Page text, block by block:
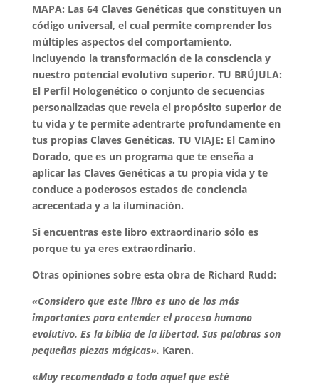
MAPA: Las 64 Claves Genéticas que constituyen un
código universal, el cual permite comprender los
múltiples aspectos del comportamiento,
incluyendo la transformación de la consciencia y
nuestro potencial evolutivo superior. TU BRÚJULA:
El Perfil Hologenético o conjunto de secuencias
personalizadas que revela el propósito superior de
tu vida y te permite adentrarte profundamente en
tus propias Claves Genéticas. TU VIAJE: El Camino
Dorado, que es un programa que te enseña a
aplicar las Claves Genéticas a tu propia vida y te
conduce a poderosos estados de conciencia
acrecentada y a la iluminación.
Si encuentras este libro extraordinario sólo es
porque tu ya eres extraordinario.
Otras opiniones sobre esta obra de Richard Rudd:
«Considero que este libro es uno de los más
importantes para entender el proceso humano
evolutivo. Es la biblia de la libertad. Sus palabras son
pequeñas piezas mágicas». Karen.
«Muy recomendado a todo aquel que esté